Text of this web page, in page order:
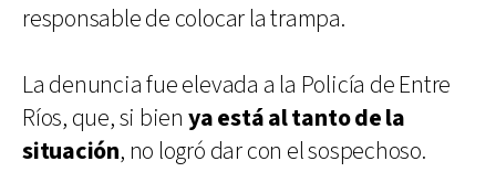
responsable de colocar la trampa.
La denuncia fue elevada a la Policía de Entre
Ríos, que, si bien ya está al tanto de la
situación, no logró dar con el sospechoso.